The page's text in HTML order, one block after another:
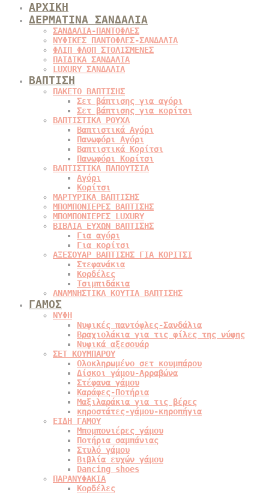
ΑΡΧΙΚΗ
ΔΕΡΜΑΤΙΝΑ ΣΑΝΔΑΛΙΑ
ΣΑΝΔΑΛΙΑ-ΠΑΝΤΟΦΛΕΣ
ΝΥΦΙΚΕΣ ΠΑΝΤΟΦΛΕΣ-ΣΑΝΔΑΛΙΑ
ΦΛΙΠ ΦΛΟΠ ΣΤΟΛΙΣΜΕΝΕΣ
ΠΑΙΔΙΚΑ ΣΑΝΔΑΛΙΑ
LUXURY ΣΑΝΔΑΛΙΑ
ΒΑΠΤΙΣΗ
ΠΑΚΕΤΟ ΒΑΠΤΙΣΗΣ
Σετ βάπτισης για αγόρι
Σετ βάπτισης για κορίτσι
ΒΑΠΤΙΣΤΙΚΑ ΡΟΥΧΑ
Βαπτιστικά Αγόρι
Πανωφόρι Αγόρι
Βαπτιστικά Κορίτσι
Πανωφόρι Κορίτσι
ΒΑΠΤΙΣΤΙΚΑ ΠΑΠΟΥΤΣΙΑ
Αγόρι
Κορίτσι
ΜΑΡΤΥΡΙΚΑ ΒΑΠΤΙΣΗΣ
ΜΠΟΜΠΟΝΙΕΡΕΣ ΒΑΠΤΙΣΗΣ
ΜΠΟΜΠΟΝΙΕΡΕΣ LUXURY
ΒΙΒΛΙΑ ΕΥΧΩΝ ΒΑΠΤΙΣΗΣ
Για αγόρι
Για κορίτσι
ΑΞΕΣΟΥΑΡ ΒΑΠΤΙΣΗΣ ΓΙΑ ΚΟΡΙΤΣΙ
Στεφανάκια
Κορδέλες
Τσιμπιδάκια
ΑΝΑΜΝΗΣΤΙΚΑ ΚΟΥΤΙΑ ΒΑΠΤΙΣΗΣ
ΓΑΜΟΣ
ΝΥΦΗ
Νυφικές παντόφλες-Σανδάλια
Βραχιολάκια για τις φίλες της νύφης
Νυφικά αξεσουάρ
ΣΕΤ ΚΟΥΜΠΑΡΟΥ
Ολοκληρωμένο σετ κουμπάρου
Δίσκοι γάμου-Αρραβώνα
Στέφανα γάμου
Καράφες-Ποτήρια
Μαξιλαράκια για τις βέρες
κηροστάτες-γάμου-κηροπήγια
ΕΙΔΗ ΓΑΜΟΥ
Μπομπονιέρες γάμου
Ποτήρια σαμπάνιας
Στυλό γάμου
Βιβλία ευχών γάμου
Dancing shoes
ΠΑΡΑΝΥΦΑΚΙΑ
Κορδέλες